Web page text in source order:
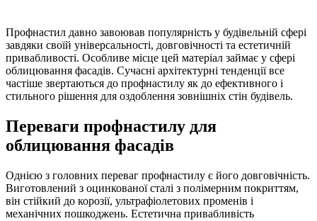
Профнастил давно завоював популярність у будівельній сфері
завдяки своїй універсальності, довговічності та естетичній
привабливості. Особливе місце цей матеріал займає у сфері
облицювання фасадів. Сучасні архітектурні тенденції все
частіше звертаються до профнастилу як до ефективного і
стильного рішення для оздоблення зовнішніх стін будівель.
Переваги профнастилу для
облицювання фасадів
Однією з головних переваг профнастилу є його довговічність.
Виготовлений з оцинкованої сталі з полімерним покриттям,
він стійкий до корозії, ультрафіолетових променів і
механічних пошкоджень. Естетична привабливість